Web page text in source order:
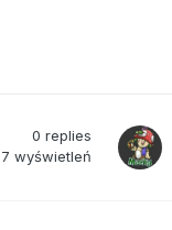
0 replies
wyświetleń